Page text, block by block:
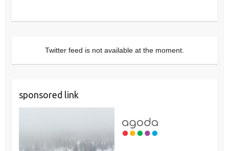
Twitter feed is not available at the moment.
sponsored link